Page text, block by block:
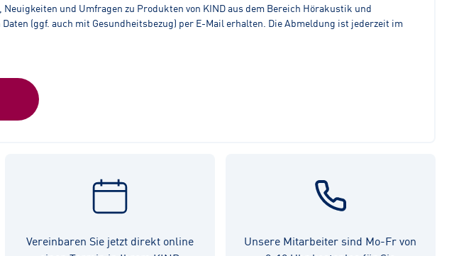
Neuigkeiten und Umfragen zu Produkten von KIND aus dem Bereich Hörakustik und
(ggf. auch mit Gesundheitsbezug) per E-Mail erhalten. Die Abmeldung ist jederzeit im
Vereinbaren Sie jetzt direkt online
Unsere Mitarbeiter sind Mo-Fr von